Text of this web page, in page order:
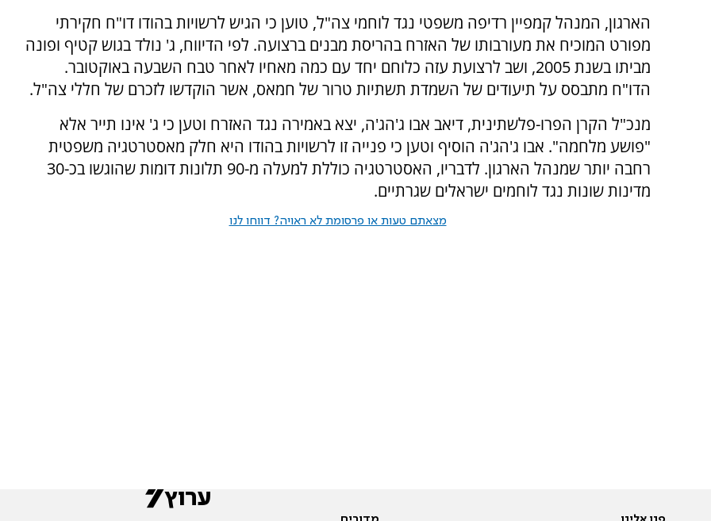
הארגון, המנהל קמפיין רדיפה משפטי נגד לוחמי צה"ל, טוען כי הגיש לרשויות בהודו דו"ח חקירתי
מפורט המוכיח את מעורבותו של האזרח בהריסת מבנים ברצועה. לפי הדיווח, ג' נולד בגוש קטיף ופונה
מביתו בשנת 2005, ושב לרצועת עזה כלוחם יחד עם כמה מאחיו לאחר טבח השבעה באוקטובר.
הדו"ח מתבסס על תיעודים של השמדת תשתיות טרור של חמאס, אשר הוקדשו לזכרם של חללי צה"ל.
מנכ"ל הקרן הפרו-פלשתינית, דיאב אבו ג'הג'ה, יצא באמירה נגד האזרח וטען כי ג' אינו תייר אלא
"פושע מלחמה". אבו ג'הג'ה הוסיף וטען כי פנייה זו לרשויות בהודו היא חלק מאסטרטגיה משפטית
רחבה יותר שמנהל הארגון. לדבריו, האסטרטגיה כוללת למעלה מ-90 תלונות דומות שהוגשו בכ-30
מדינות שונות נגד לוחמים ישראלים שגרתיים.
מצאתם טעות או פרסומת לא ראויה? דווחו לנו